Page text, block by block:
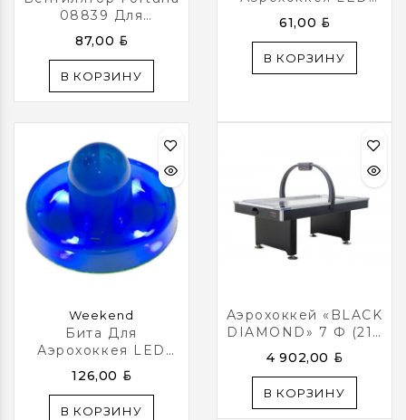
08839 Для
Аэрохоккея 12в /
220в
87,00 BYN
В КОРЗИНУ
«Atomic Lumen-X
Laser» (прозрачная,
D65 Mm
61,00 BYN
В КОРЗИНУ
Weekend
Бита Для
Аэрохоккея LED
«Atomic Top Shelf /
Lumen-X Laser» D96
126,00 BYN
В КОРЗИНУ
Аэрохоккей «BLACK
DIAMOND» 7 Ф (214
Х 122 Х 79 См,
Черный)
4 902,00 BYN
В КОРЗИНУ